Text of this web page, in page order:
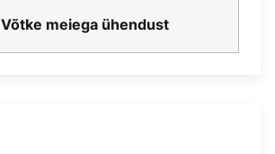
Võtke meiega ühendust